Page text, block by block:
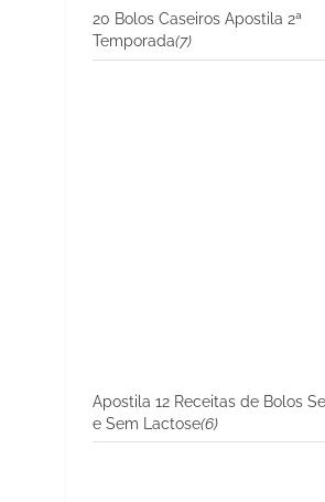
20 Bolos Caseiros Apostila 2ª
Temporada(7)
Apostila 12 Receitas de Bolos
e Sem Lactose(6)